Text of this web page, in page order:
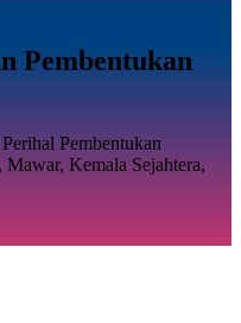
Pembentukan
Pembentukan
Kemala Sejahtera,